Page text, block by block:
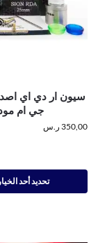
سيون ار دي اي
جي ام
350,00 ر.س
تحديد أحد